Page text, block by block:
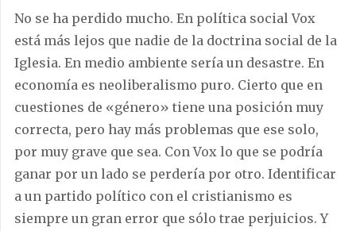
No se ha perdido mucho. En política social Vox
está más lejos que nadie de la doctrina social de la
Iglesia. En medio ambiente sería un desastre. En
economía es neoliberalismo puro. Cierto que en
cuestiones de «género» tiene una posición muy
correcta, pero hay más problemas que ese solo,
por muy grave que sea. Con Vox lo que se podría
ganar por un lado se perdería por otro. Identificar
a un partido político con el cristianismo es
siempre un gran error que sólo trae perjuicios. Y